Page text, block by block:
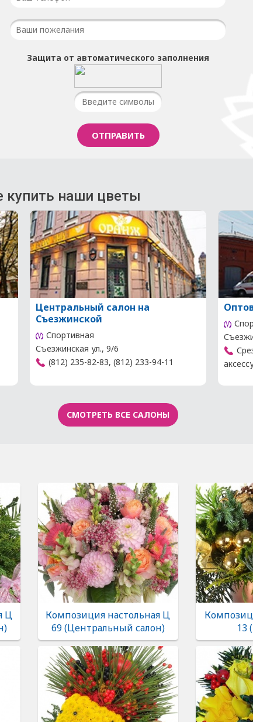
Защита от автоматического заполнения
наши цветы
Центральный салон на
Съезжинской
Спортивная
Съезжинская ул., 9/6
(812) 235-82-83, (812) 233-94-11
СМОТРЕТЬ ВСЕ САЛОНЫ
Ц
Композиция настольная Ц
69 (Центральный салон)
13